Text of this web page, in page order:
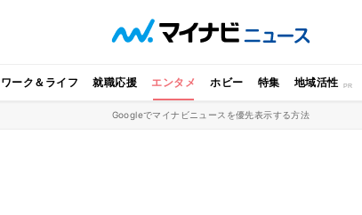
ワーク＆ライフ 就職応援 エンタメ ホビー 特集 地域活性
Googleでマイナビニュースを優先表示する方法